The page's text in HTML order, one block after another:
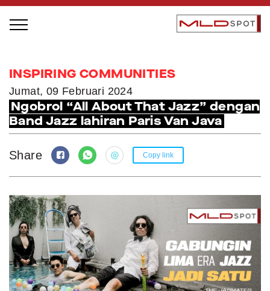
LOCAL GREATNESS
INSPIRING PEOPLE
INSPIRING PRODUCTS
INSPIRING PLACES
INSPIRING COMMUNITIES
TRENDING
EVENTS
MLDPODCAST
VIDEOS
MLDPOINTS
INSPIRING COMMUNITIES
Jumat, 09 Februari 2024
Ngobrol “All About That Jazz” dengan
Band Jazz lahiran Paris Van Java
Share Copy link